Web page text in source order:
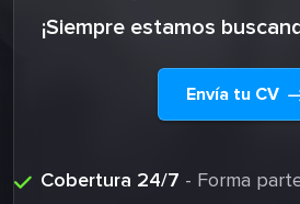
¡Siempre estamos
Envía tu CV
Cobertura 24/7 - Forma